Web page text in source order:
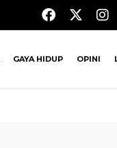
GAYA HIDUP OPINI